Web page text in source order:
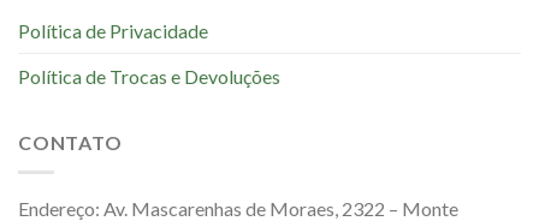
Política de Privacidade
Política de Trocas e Devoluções
CONTATO
Endereço: Av. Mascarenhas de Moraes, 2322 – Monte